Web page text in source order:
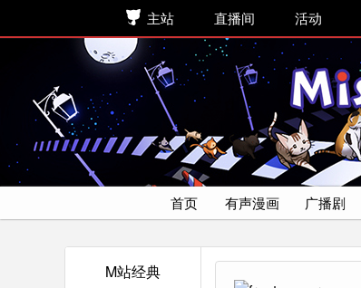
主站 直播间 活动
首页 有声漫画 广播剧
M站经典